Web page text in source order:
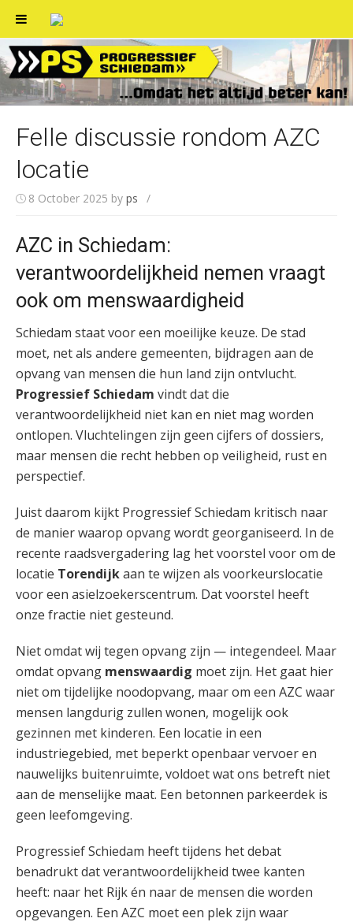
Skip
to
content
Felle discussie rondom AZC
locatie
8 October 2025 by ps /
AZC in Schiedam:
verantwoordelijkheid nemen vraagt
ook om menswaardigheid
Schiedam staat voor een moeilijke keuze. De stad
moet, net als andere gemeenten, bijdragen aan de
opvang van mensen die hun land zijn ontvlucht.
Progressief Schiedam vindt dat die
verantwoordelijkheid niet kan en niet mag worden
ontlopen. Vluchtelingen zijn geen cijfers of dossiers,
maar mensen die recht hebben op veiligheid, rust en
perspectief.
Juist daarom kijkt Progressief Schiedam kritisch naar
de manier waarop opvang wordt georganiseerd. In de
recente raadsvergadering lag het voorstel voor om de
locatie Torendijkaan te wijzen als voorkeurslocatie
voor een asielzoekerscentrum. Dat voorstel heeft
onze fractie niet gesteund.
Niet omdat wij tegen opvang zijn — integendeel. Maar
omdat opvang menswaardig moet zijn. Het gaat hier
niet om tijdelijke noodopvang, maar om een AZC waar
mensen langdurig zullen wonen, mogelijk ook
gezinnen met kinderen. Een locatie in een
industriegebied, met beperkt openbaar vervoer en
nauwelijks buitenruimte, voldoet wat ons betreft niet
aan de menselijke maat. Een betonnen parkeerdek is
geen leefomgeving.
Progressief Schiedam heeft tijdens het debat
benadrukt dat verantwoordelijkheid twee kanten
heeft: naar het Rijk én naar de mensen die worden
opgevangen. Een AZC moet een plek zijn waar